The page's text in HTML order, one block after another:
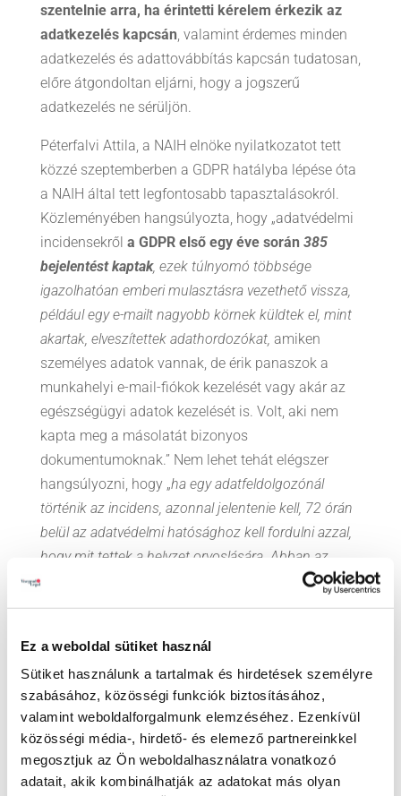
Ez a weboldal sütiket használ
Sütiket használunk a tartalmak és hirdetések személyre
szabásához, közösségi funkciók biztosításához,
valamint weboldalforgalmunk elemzéséhez. Ezenkívül
közösségi média-, hirdető- és elemező partnereinkkel
megosztjuk az Ön weboldalhasználatra vonatkozó
adatait, akik kombinálhatják az adatokat más olyan
szentelnie arra, ha érintetti kérelem érkezik az
adatkezelés kapcsán, valamint érdemes minden
adatkezelés és adattovábbítás kapcsán tudatosan,
előre átgondoltan eljárni, hogy a jogszerű
adatkezelés ne sérüljön.
Péterfalvi Attila, a NAIH elnöke nyilatkozatot tett
közzé szeptemberben a GDPR hatályba lépése óta
a NAIH által tett legfontosabb tapasztalásokról.
Közleményében hangsúlyozta, hogy „adatvédelmi
incidensekről a GDPR első egy éve során 385
bejelentést kaptak, ezek túlnyomó többsége
igazolhatóan emberi mulasztásra vezethető vissza,
például egy e-mailt nagyobb körnek küldtek el, mint
akartak, elveszítettek adathordozókat, amiken
személyes adatok vannak, de érik panaszok a
munkahelyi e-mail-fiókok kezelését vagy akár az
egészségügyi adatok kezelését is. Volt, aki nem
kapta meg a másolatát bizonyos
dokumentumoknak.” Nem lehet tehát elégszer
hangsúlyozni, hogy „ha egy adatfeldolgozónál
történik az incidens, azonnal jelentenie kell, 72 órán
belül az adatvédelmi hatósághoz kell fordulni azzal,
hogy mit tettek a helyzet orvoslására. Abban az
esetben, ha magas az incidens kockázata, például
különleges adatokat veszítettek el, akkor az
érintett, akkor a nyilvánosságot is tájékoztatni kell,
miközben azonnal meg kell kezdeni elhárítani az
incidenst” – hívta fel a figyelmet Péterfalvi Attila.
Minden szervezetnek érdemes „önellenőrzést”
folytatnia azt illetően, hogy az ő esetében egy-egy
a már megtörténtekhez hasonló vizsgálat